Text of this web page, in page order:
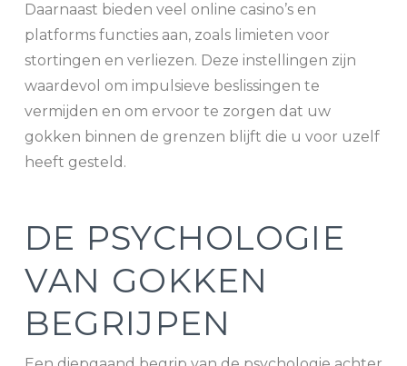
Daarnaast bieden veel online casino’s en
platforms functies aan, zoals limieten voor
stortingen en verliezen. Deze instellingen zijn
waardevol om impulsieve beslissingen te
vermijden en om ervoor te zorgen dat uw
gokken binnen de grenzen blijft die u voor uzelf
heeft gesteld.
DE PSYCHOLOGIE
VAN GOKKEN
BEGRIJPEN